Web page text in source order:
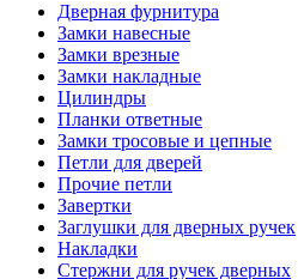
Дверная фурнитура
Замки навесные
Замки врезные
Замки накладные
Цилиндры
Планки ответные
Замки тросовые и цепные
Петли для дверей
Прочие петли
Завертки
Заглушки для дверных ручек
Накладки
Стержни для ручек дверных